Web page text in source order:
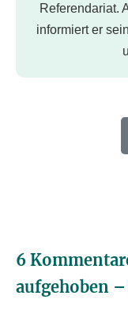
Referendariat.
informiert er
6
aufgehoben